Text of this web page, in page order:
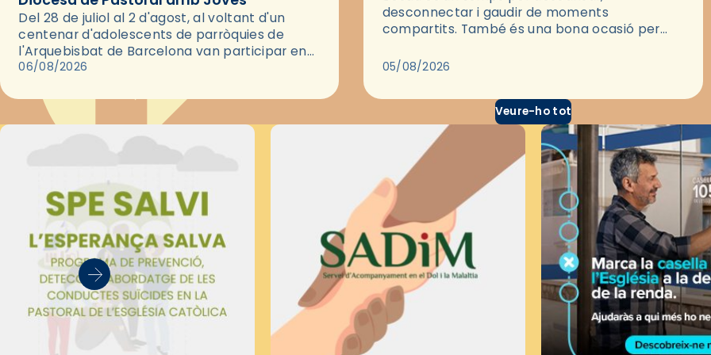
Del 28 de juliol al 2 d'agost, al voltant d'un
centenar d'adolescents de parròquies de
l'Arquebisbat de Barcelona van participar en
les convivències Be Apostle, organitzades pel
06/08/2026
desconnectar i gaudir de moments
compartits. També és una bona ocasió per
través del cinema, reflexionar sobre les…
05/08/2026
Veure-ho tot